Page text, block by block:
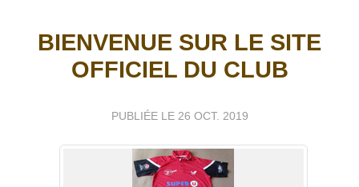
BIENVENUE SUR LE SITE
OFFICIEL DU CLUB
PUBLIÉE LE 26 OCT. 2019